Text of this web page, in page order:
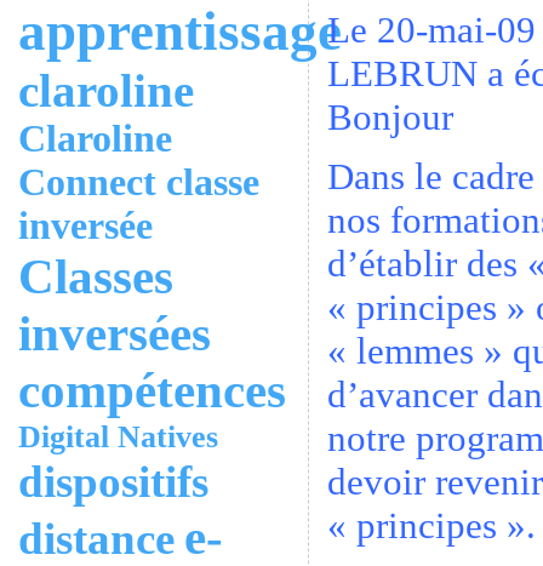
apprentissage
claroline
Claroline
Connect classe
inversée
Classes
inversées
compétences
Digital Natives
dispositifs
distance e-
Le 20-mai-
LEBRUN a
Bonjour
Dans le
nos
d’établir des
« principes »
« lemmes »
d’avancer
notre
devoir
« principes ».